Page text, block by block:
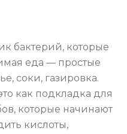
бактерий, которые
еда — простые
соки, газировка.
как подкладка для
которые начинают
кислоты,